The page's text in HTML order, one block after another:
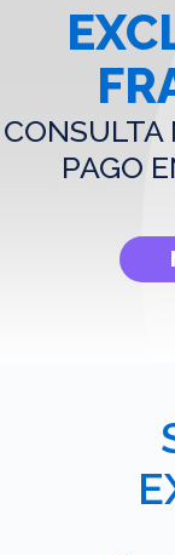
CONSULTA
PAGO